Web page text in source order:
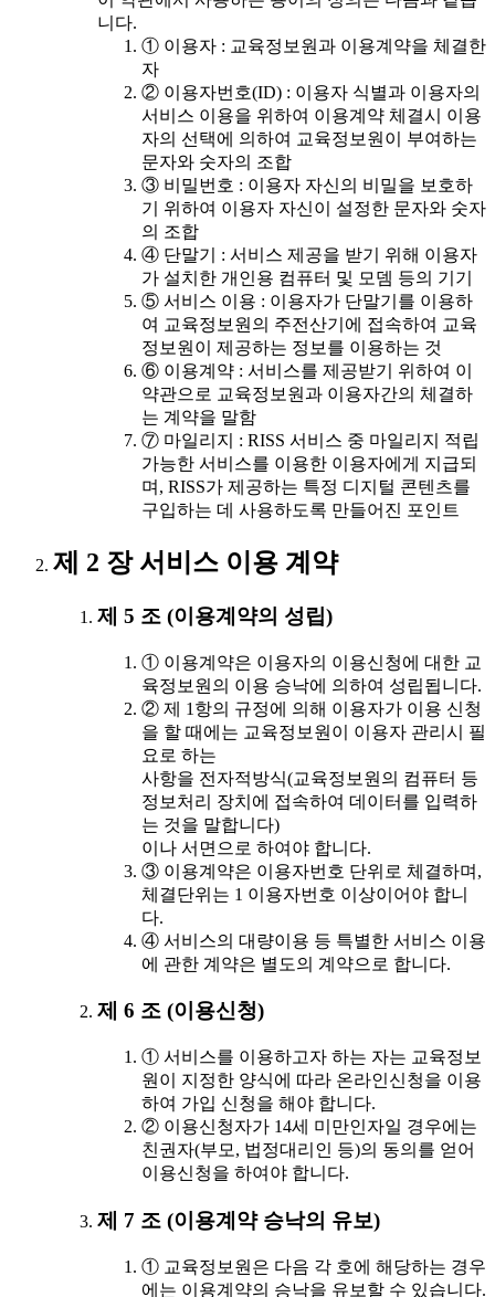
니다.
① 이용자 : 교육정보원과 이용계약을 체결한
자
② 이용자번호(ID) : 이용자 식별과 이용자의
서비스 이용을 위하여 이용계약 체결시 이용
자의 선택에 의하여 교육정보원이 부여하는
문자와 숫자의 조합
③ 비밀번호 : 이용자 자신의 비밀을 보호하
기 위하여 이용자 자신이 설정한 문자와 숫자
의 조합
④ 단말기 : 서비스 제공을 받기 위해 이용자
가 설치한 개인용 컴퓨터 및 모뎀 등의 기기
⑤ 서비스 이용 : 이용자가 단말기를 이용하
여 교육정보원의 주전산기에 접속하여 교육
정보원이 제공하는 정보를 이용하는 것
⑥ 이용계약 : 서비스를 제공받기 위하여 이
약관으로 교육정보원과 이용자간의 체결하
는 계약을 말함
⑦ 마일리지 : RISS 서비스 중 마일리지 적립
가능한 서비스를 이용한 이용자에게 지급되
며, RISS가 제공하는 특정 디지털 콘텐츠를
구입하는 데 사용하도록 만들어진 포인트
제 2 장 서비스 이용 계약
제 5 조 (이용계약의 성립)
① 이용계약은 이용자의 이용신청에 대한 교
육정보원의 이용 승낙에 의하여 성립됩니다.
② 제 1항의 규정에 의해 이용자가 이용 신청
을 할 때에는 교육정보원이 이용자 관리시 필
요로 하는
사항을 전자적방식(교육정보원의 컴퓨터 등
정보처리 장치에 접속하여 데이터를 입력하
는 것을 말합니다)
이나 서면으로 하여야 합니다.
③ 이용계약은 이용자번호 단위로 체결하며,
체결단위는 1 이용자번호 이상이어야 합니
다.
④ 서비스의 대량이용 등 특별한 서비스 이용
에 관한 계약은 별도의 계약으로 합니다.
제 6 조 (이용신청)
① 서비스를 이용하고자 하는 자는 교육정보
원이 지정한 양식에 따라 온라인신청을 이용
하여 가입 신청을 해야 합니다.
② 이용신청자가 14세 미만인자일 경우에는
친권자(부모, 법정대리인 등)의 동의를 얻어
이용신청을 하여야 합니다.
제 7 조 (이용계약 승낙의 유보)
① 교육정보원은 다음 각 호에 해당하는 경우
에는 이용계약의 승낙을 유보할 수 있습니다.